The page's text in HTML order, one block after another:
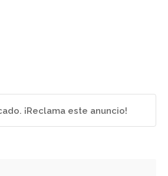
¡Reclama este anuncio!